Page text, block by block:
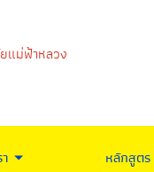
หลักสูตร